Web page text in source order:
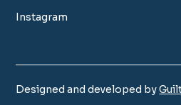
Instagram
Designed and developed by